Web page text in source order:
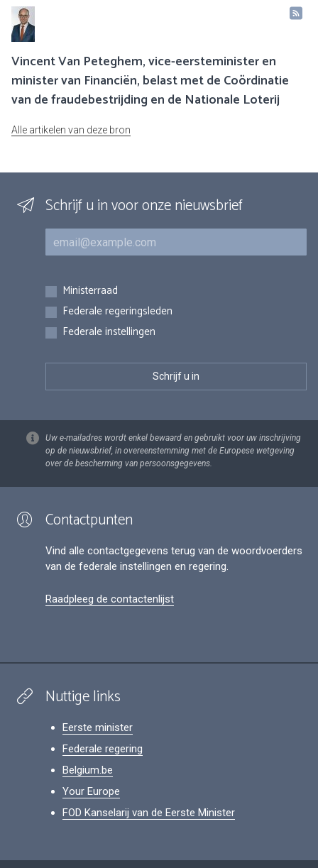
Vincent Van Peteghem, vice-eersteminister en
minister van Financiën, belast met de Coördinatie
van de fraudebestrijding en de Nationale Loterij
Alle artikelen van deze bron
Schrijf u in voor onze nieuwsbrief
E-mail
Inschrijvingen
Ministerraad
Federale regeringsleden
Federale instellingen
Uw e-mailadres wordt enkel bewaard en gebruikt voor uw inschrijving
op de nieuwsbrief, in overeenstemming met de Europese wetgeving
over de bescherming van persoonsgegevens.
Contactpunten
Vind alle contactgegevens terug van de woordvoerders
van de federale instellingen en regering.
Raadpleeg de contactenlijst
Nuttige links
Eerste minister
Federale regering
Belgium.be
Your Europe
FOD Kanselarij van de Eerste Minister